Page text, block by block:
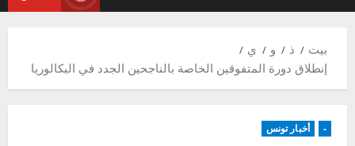
بيت ذ و
ي
إنطلاق دورة المتفوقين الخاصة بالناجحين الجدد في البكالوريا
- أخبار تونس